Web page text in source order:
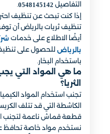
التفاصيل 0548145142
.
إذا كنت تبحث عن تنظيف
تنظيف ثريات بالرياض أن
أيضًا الاطلاع على خدمات
بالرياض للحصول على
باستخدام البخار.
ما هي المواد التي
الثريا؟
تجنب استخدام المواد
الكاشطة التي قد تتلف
قطعة قماش ناعمة لتجنب
نستخدم مواد خاصة تحافظ